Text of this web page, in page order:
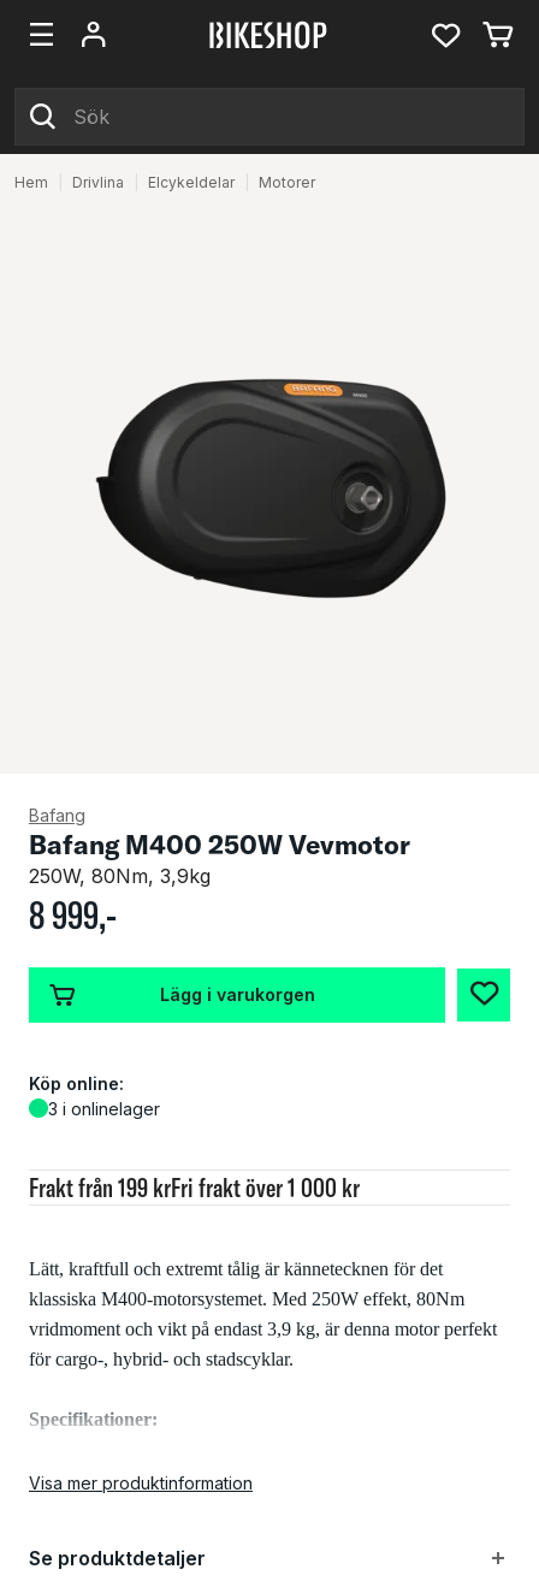
Hem Drivlina Elcykeldelar Motorer
Bafang
Bafang M400 250W Vevmotor
250W, 80Nm, 3,9kg
8999,-
Lätt, kraftfull och extremt tålig är kännetecknen för det
klassiska M400-motorsystemet. Med 250W effekt, 80Nm
vridmoment och vikt på endast 3,9 kg, är denna motor perfekt
för cargo-, hybrid- och stadscyklar.
Specifikationer:
Torque: 80 Nm
Visa mer produktinformation
Frakt från 199 krFri frakt över 1 000 kr
Lägg i varukorgen
Köp online:
3 i onlinelager
Se produktdetaljer